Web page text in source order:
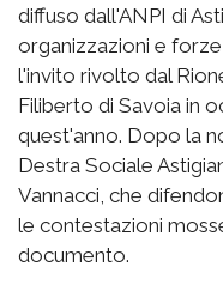
diffuso dall'ANPI di
organizzazioni e
l'invito rivolto dal
Filiberto di Savoia in
quest'anno. Dopo la
Destra Sociale
Vannacci, che
le contestazioni
documento.